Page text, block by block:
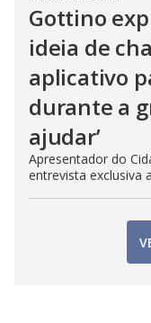
Gottino
ideia de
aplicativo
durante a
ajudar’
Apresentador do
entrevista exclusiva